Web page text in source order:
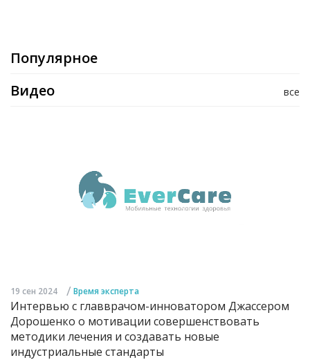
Популярное
все
Видео
19 сен 2024 / Время эксперта
Интервью с главврачом-инноватором Джассером
Дорошенко о мотивации совершенствовать
методики лечения и создавать новые
индустриальные стандарты